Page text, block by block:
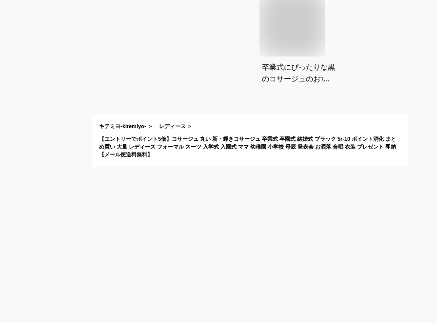
卒業式にぴったりな黒
のコサージュのおすす
キテミヨ-kitemiyo- レディース
【エントリーでポイント5倍】コサージュ 丸い 新・輝きコサージュ 卒業式 卒園式 結婚式 ブラック 5r-10 ポイント消化 まと
め買い 大量 レディース フォーマル スーツ 入学式 入園式 ママ 幼稚園 小学校 母親 発表会 お洒落 合唱 衣装 プレゼント 即納
【メール便送料無料】